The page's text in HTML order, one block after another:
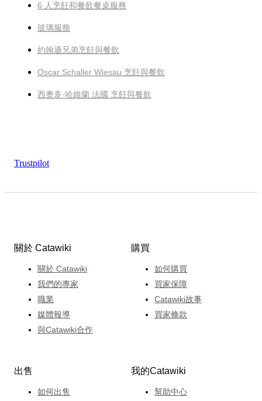
6 人烹飪和餐飲餐桌服務
玻璃服務
約翰遜兄弟烹飪與餐飲
Oscar Schaller Wiesau 烹飪與餐飲
西奧多·哈維蘭 法國 烹飪與餐飲
Trustpilot
關於 Catawiki
關於 Catawiki
我們的專家
職業
媒體報導
與Catawiki合作
購買
如何購買
買家保障
Catawiki故事
買家條款
出售
如何出售
我的Catawiki
幫助中心